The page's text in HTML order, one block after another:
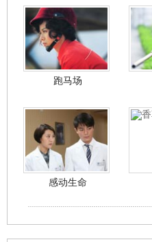
跑马场
感动生命